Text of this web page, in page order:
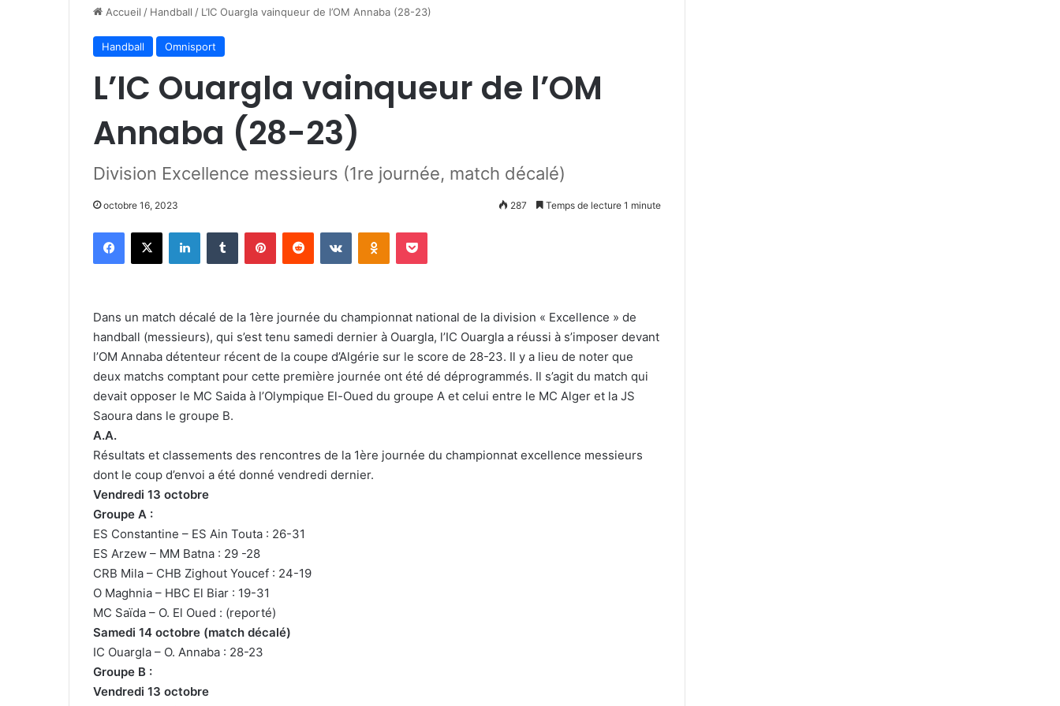
Accueil / Handball / L’IC Ouargla vainqueur de l’OM Annaba (28-23)
Handball Omnisport
L’IC Ouargla vainqueur de l’OM
Annaba (28-23)
Division Excellence messieurs (1re journée, match décalé)
octobre 16, 2023 287 Temps de lecture 1 minute
Facebook
X LinkedinTumblr PinterestReddit VKontakteOdnoklassniki
Pocket
Dans un match décalé de la 1ère journée du championnat national de la division « Excellence » de
handball (messieurs), qui s’est tenu samedi dernier à Ouargla, l’IC Ouargla a réussi à s’imposer devant
l’OM Annaba détenteur récent de la coupe d’Algérie sur le score de 28-23. Il y a lieu de noter que
deux matchs comptant pour cette première journée ont été dé déprogrammés. Il s’agit du match qui
devait opposer le MC Saida à l’Olympique El-Oued du groupe A et celui entre le MC Alger et la JS
Saoura dans le groupe B.
A.A.
Résultats et classements des rencontres de la 1ère journée du championnat excellence messieurs
dont le coup d’envoi a été donné vendredi dernier.
Vendredi 13 octobre
Groupe A :
ES Constantine – ES Ain Touta : 26-31
ES Arzew – MM Batna : 29 -28
CRB Mila – CHB Zighout Youcef : 24-19
O Maghnia – HBC El Biar : 19-31
MC Saïda – O. El Oued : (reporté)
Samedi 14 octobre (match décalé)
IC Ouargla – O. Annaba : 28-23
Groupe B :
Vendredi 13 octobre